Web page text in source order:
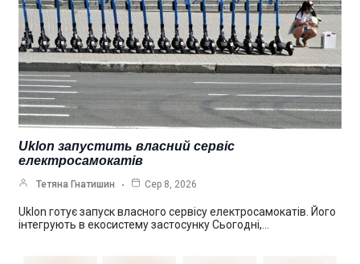
Uklon запустить власний сервіс
електросамокатів
Тетяна Гнатишин Сер 8, 2026
Uklon готує запуск власного сервісу електросамокатів. Його
інтегрують в екосистему застосунку Сьогодні,…